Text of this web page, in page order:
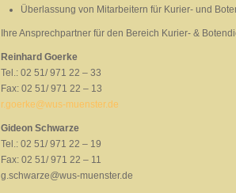
Überlassung von Mitarbeitern für Kurier- und
Ihre Ansprechpartner für den Bereich Kurier- &
Reinhard Goerke
Tel.: 02 51/ 971 22 – 33
Fax: 02 51/ 971 22 – 13
r.goerke@wus-muenster.de
Gideon Schwarze
Tel.: 02 51/ 971 22 – 19
Fax: 02 51/ 971 22 – 11
g.schwarze@wus-muenster.de